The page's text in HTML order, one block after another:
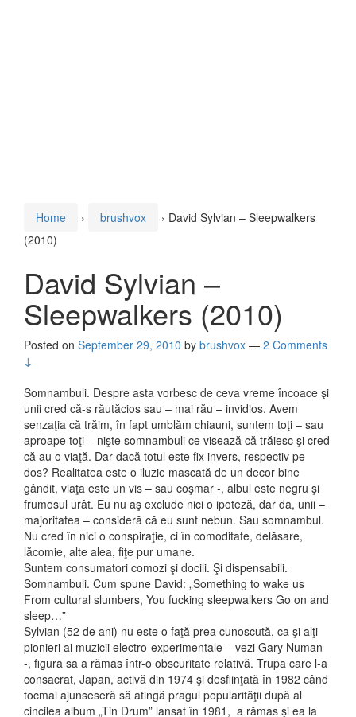
Home › brushvox › David Sylvian – Sleepwalkers
(2010)
David Sylvian –
Sleepwalkers (2010)
Posted on September 29, 2010 by brushvox — 2 Comments
↓
Somnambuli. Despre asta vorbesc de ceva vreme încoace şi
unii cred că-s răutăcios sau – mai rău – invidios. Avem
senzaţia că trăim, în fapt umblăm chiauni, suntem toţi – sau
aproape toţi – nişte somnambuli ce visează că trăiesc şi cred
că au o viaţă. Dar dacă totul este fix invers, respectiv pe
dos? Realitatea este o iluzie mascată de un decor bine
gândit, viaţa este un vis – sau coşmar -, albul este negru şi
frumosul urât. Eu nu aş exclude nici o ipoteză, dar da, unii –
majoritatea – consideră că eu sunt nebun. Sau somnambul.
Nu cred în nici o conspiraţie, ci în comoditate, delăsare,
lăcomie, alte alea, fiţe pur umane.
Suntem consumatori comozi şi docili. Şi dispensabili.
Somnambuli. Cum spune David: „Something to wake us
From cultural slumbers, You fucking sleepwalkers Go on and
sleep…”
Sylvian (52 de ani) nu este o faţă prea cunoscută, ca şi alţi
pionieri ai muzicii electro-experimentale – vezi Gary Numan
-, figura sa a rămas într-o obscuritate relativă. Trupa care l-a
consacrat, Japan, activă din 1974 şi desfiinţată în 1982 când
tocmai ajunseseră să atingă pragul popularităţii după al
cincilea album „Tin Drum” lansat în 1981, a rămas şi ea la